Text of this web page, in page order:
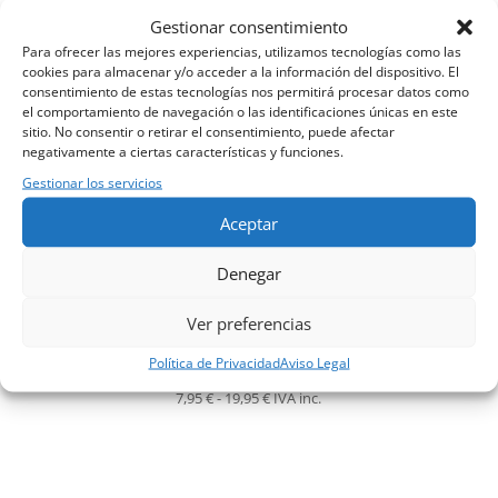
Gestionar consentimiento
Para ofrecer las mejores experiencias, utilizamos tecnologías como las
cookies para almacenar y/o acceder a la información del dispositivo. El
consentimiento de estas tecnologías nos permitirá procesar datos como
el comportamiento de navegación o las identificaciones únicas en este
sitio. No consentir o retirar el consentimiento, puede afectar
negativamente a ciertas características y funciones.
Gestionar los servicios
Aceptar
Denegar
Ver preferencias
Política de PrivacidadAviso Legal
era:
43,90 €.
es:
39,50 €.
Caja de almacenaje de tela, Serie TextilBox.
7,95€-19,95€Rango
IVA inc.